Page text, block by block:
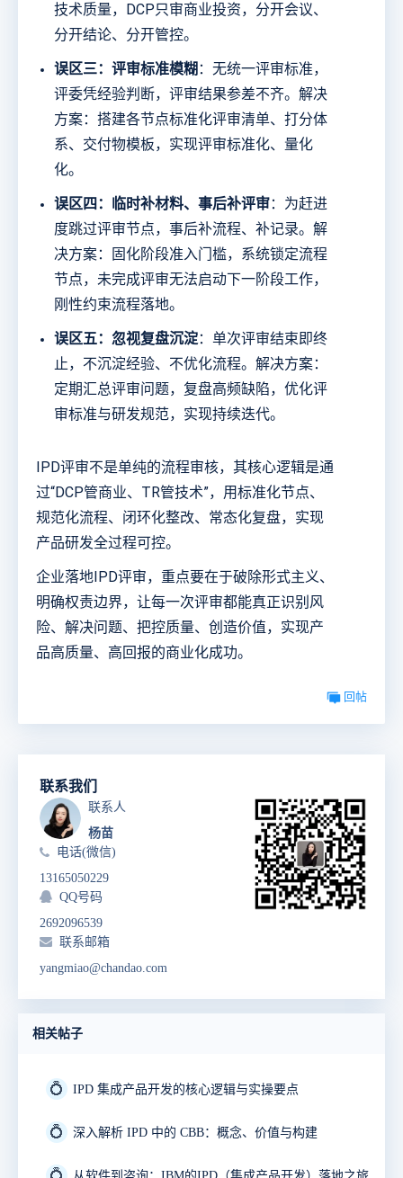
技术质量，DCP只审商业投资，分开会议、
分开结论、分开管控。
误区三：评审标准模糊 ：无统一评审标准，
评委凭经验判断，评审结果参差不齐。解决
方案：搭建各节点标准化评审清单、打分体
系、交付物模板，实现评审标准化、量化
化。
误区四：临时补材料、事后补评审：为赶进
度跳过评审节点，事后补流程、补记录。解
决方案：固化阶段准入门槛，系统锁定流程
节点，未完成评审无法启动下一阶段工作，
刚性约束流程落地。
误区五：忽视复盘沉淀：单次评审结束即终
止，不沉淀经验、不优化流程。解决方案：
定期汇总评审问题，复盘高频缺陷，优化评
审标准与研发规范，实现持续迭代。
IPD评审不是单纯的流程审核，其核心逻辑是通
过“DCP管商业、TR管技术”，用标准化节点、
规范化流程、闭环化整改、常态化复盘，实现
产品研发全过程可控。
企业落地IPD评审，重点要在于破除形式主义、
明确权责边界，让每一次评审都能真正识别风
险、解决问题、把控质量、创造价值，实现产
品高质量、高回报的商业化成功。
回帖
联系我们
联系人
杨苗
电话(微信)
13165050229
QQ号码
2692096539
联系邮箱
yangmiao@chandao.com
相关帖子
💍 IPD 集成产品开发的核心逻辑与实操要点
💍 深入解析 IPD 中的 CBB：概念、价值与构建
💍